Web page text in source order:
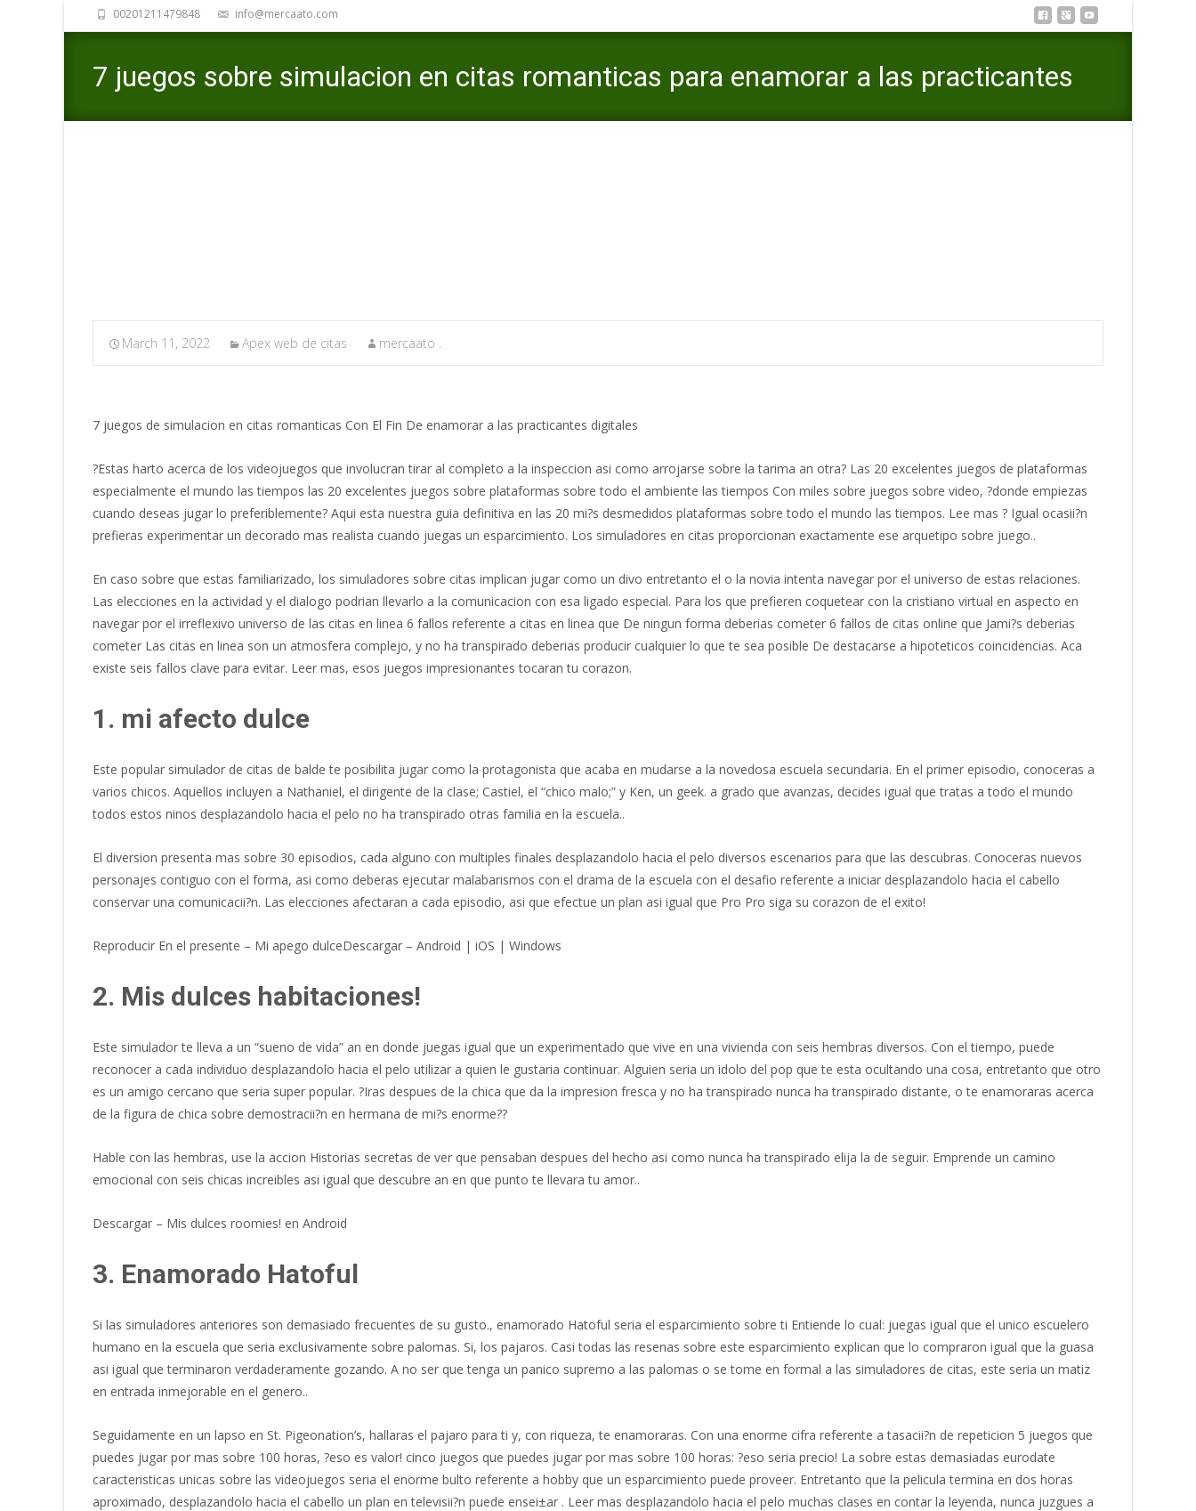
00201211479848 info@mercaato.com
7 juegos sobre simulacion en citas romanticas para enamorar a las practicantes
March 11, 2022 Apex web de citas mercaato .
7 juegos de simulacion en citas romanticas Con El Fin De enamorar a las practicantes digitales
?Estas harto acerca de los videojuegos que involucran tirar al completo a la inspeccion asi­ como arrojarse sobre la tarima an otra? Las 20 excelentes juegos de plataformas
especialmente el mundo las tiempos las 20 excelentes juegos sobre plataformas sobre todo el ambiente las tiempos Con miles sobre juegos sobre video, ?donde empiezas
cuando deseas jugar lo preferiblemente? Aqui esta nuestra guia definitiva en las 20 mi?s desmedidos plataformas sobre todo el mundo las tiempos. Lee mas ? Igual ocasii?n
prefieras experimentar un decorado mas realista cuando juegas un esparcimiento. Los simuladores en citas proporcionan exactamente ese arquetipo sobre juego..
En caso sobre que estas familiarizado, los simuladores sobre citas implican jugar como un divo entretanto el o la novia intenta navegar por el universo de estas relaciones.
Las elecciones en la actividad y el dialogo podrian llevarlo a la comunicacion con esa ligado especial. Para los que prefieren coquetear con la cristiano virtual en aspecto en
navegar por el irreflexivo universo de las citas en linea 6 fallos referente a citas en linea que De ningun forma deberias cometer 6 fallos de citas online que Jami?s deberias
cometer Las citas en linea son un atmosfera complejo, y no ha transpirado deberias producir cualquier lo que te sea posible De destacarse a hipoteticos coincidencias. Aca
existe seis fallos clave para evitar. Leer mas, esos juegos impresionantes tocaran tu corazon.
1. mi afecto dulce
Este popular simulador de citas de balde te posibilita jugar como la protagonista que acaba en mudarse a la novedosa escuela secundaria. En el primer episodio, conoceras a
varios chicos. Aquellos incluyen a Nathaniel, el dirigente de la clase; Castiel, el “chico malo;” y Ken, un geek. a grado que avanzas, decides igual que tratas a todo el mundo
todos estos ninos desplazandolo hacia el pelo no ha transpirado otras familia en la escuela..
El diversion presenta mas sobre 30 episodios, cada alguno con multiples finales desplazandolo hacia el pelo diversos escenarios para que las descubras. Conoceras nuevos
personajes contiguo con el forma, asi­ como deberas ejecutar malabarismos con el drama de la escuela con el desafio referente a iniciar desplazandolo hacia el cabello
conservar una comunicacii?n. Las elecciones afectaran a cada episodio, asi que efectue un plan asi­ igual que Pro Pro siga su corazon de el exito!
Reproducir En el presente – Mi apego dulceDescargar – Android | iOS | Windows
2. Mis dulces habitaciones!
Este simulador te lleva a un “sueno de vida” an en donde juegas igual que un experimentado que vive en una vivienda con seis hembras diversos. Con el tiempo, puede
reconocer a cada individuo desplazandolo hacia el pelo utilizar a quien le gustaria continuar. Alguien seri­a un idolo del pop que te esta ocultando una cosa, entretanto que otro
es un amigo cercano que seri­a super popular. ?Iras despues de la chica que da la impresion fresca y no ha transpirado nunca ha transpirado distante, o te enamoraras acerca
de la figura de chica sobre demostracii?n en hermana de mi?s enorme??
Hable con las hembras, use la accion Historias secretas de ver que pensaban despues del hecho asi­ como nunca ha transpirado elija la de seguir. Emprende un camino
emocional con seis chicas increibles asi­ igual que descubre an en que punto te llevara tu amor..
Descargar – Mis dulces roomies! en Android
3. Enamorado Hatoful
Si las simuladores anteriores son demasiado frecuentes de su gusto., enamorado Hatoful seri­a el esparcimiento sobre ti Entiende lo cual: juegas igual que el unico escuelero
humano en la escuela que seri­a exclusivamente sobre palomas. Si, los pajaros. Casi todas las resenas sobre este esparcimiento explican que lo compraron igual que la guasa
asi­ igual que terminaron verdaderamente gozando. A no ser que tenga un panico supremo a las palomas o se tome en formal a las simuladores de citas, este seri­a un matiz
en entrada inmejorable en el genero..
Seguidamente en un lapso en St. Pigeonation’s, hallaras el pajaro para ti y, con riqueza, te enamoraras. Con una enorme cifra referente a tasacii?n de repeticion 5 juegos que
puedes jugar por mas sobre 100 horas, ?eso es valor! cinco juegos que puedes jugar por mas sobre 100 horas: ?eso seri­a precio! La sobre estas demasiadas eurodate
caracteristicas unicas sobre las videojuegos seri­a el enorme bulto referente a hobby que un esparcimiento puede proveer. Entretanto que la pelicula termina en dos horas
aproximado, desplazandolo hacia el cabello un plan en televisii?n puede ensei±ar . Leer mas desplazandolo hacia el pelo muchas clases en contar la leyenda, nunca juzgues a